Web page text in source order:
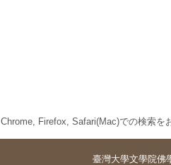
Chrome, Firefox, Safari(Mac)での検索を
臺灣大學文學院佛